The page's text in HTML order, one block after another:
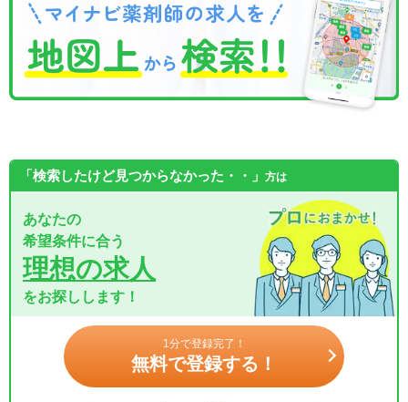
「検索したけど見つからなかった・・」 方は
あなたの
希望条件に合う
理想の求人
をお探しします！
1分で登録完了！
無料で登録する！